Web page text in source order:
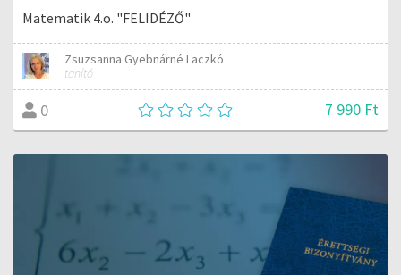
Matematik 4.o. "FELIDÉZŐ"
Zsuzsanna Gyebnárné Laczkó
tanító
0 7 990 Ft